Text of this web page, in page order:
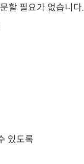
할 필요가 없습니다.
있도록